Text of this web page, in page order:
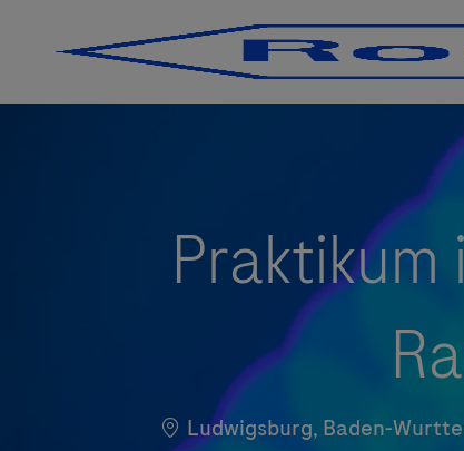
Localização
Ludwigsburg, Baden-